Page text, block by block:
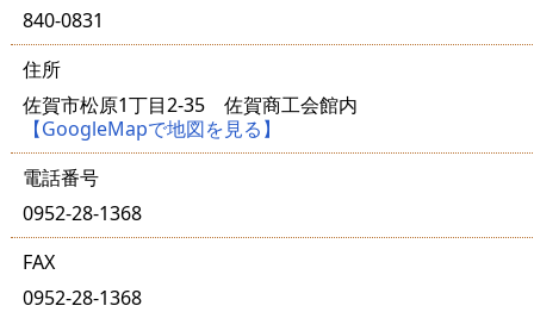
840-0831
住所
佐賀市松原1丁目2-35 佐賀商工会館内
【GoogleMapで地図を見る】
電話番号
0952-28-1368
FAX
0952-28-1368